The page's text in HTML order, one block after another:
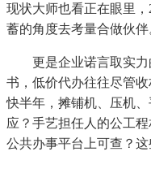
现状大师也看正在眼里
蓄的角度去考量合做伙
更是企业诺言取实力
书，低价代办往往尽管
快半年，摊铺机、压机
应？手艺担任人的公工
公共办事平台上可查？这